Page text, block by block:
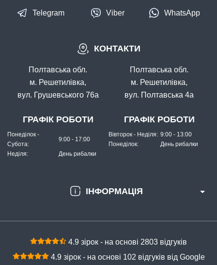
535 грн
Воблер Strike Pro Inquisitor 130SP 26.3гр (A230S)
Маг: 1 шт Базар: 1 шт
КУПИТИ
ІНФОРМАЦІЯ
КОНТАКТИ
Полтавська обл.
м. Решетилівка,
вул. Грушевського 76а
ГРАФІК РОБОТИ
Понеділок -
Субота:
9:00 - 17:00
Неділя: День рибалки
Полтавська обл.
м. Решетилівка,
вул. Полтавська 4а
ГРАФІК РОБОТИ
Вівторок - Неділя: 9:00 - 13:00
Понеділок:
День рибалки
Telegram Viber WhatsApp
4.9 зірок - на основі 2803 відгуків
4.9 зірок - на основі 102 відгуків від Google